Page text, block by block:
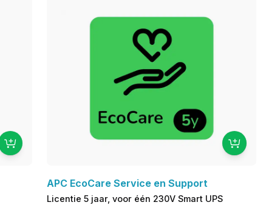
APC EcoCare Service en Support
Licentie 5 jaar, voor één 230V Smart UPS